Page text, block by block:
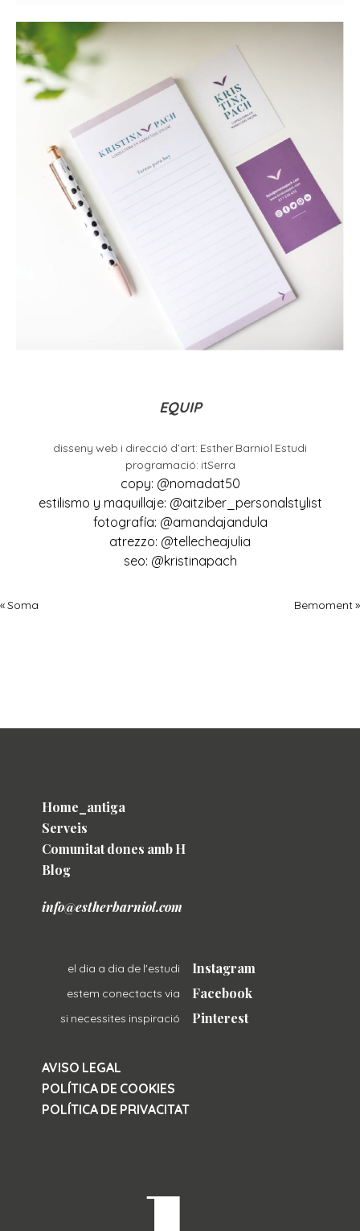
EQUIP
disseny web i direcció d’art: Esther Barniol Estudi
programació: itSerra
copy: @nomadat50
estilismo y maquillaje: @aitziber_personalstylist
fotografía: @amandajandula
atrezzo: @tellecheajulia
seo: @kristinapach
« Soma Bemoment »
Home_antiga
Serveis
Comunitat dones amb H
Blog
info@estherbarniol.com
el dia a dia de l'estudi Instagram
estem conectacts via Facebook
si necessites inspiració Pinterest
AVISO LEGAL
POLÍTICA DE COOKIES
POLÍTICA DE PRIVACITAT